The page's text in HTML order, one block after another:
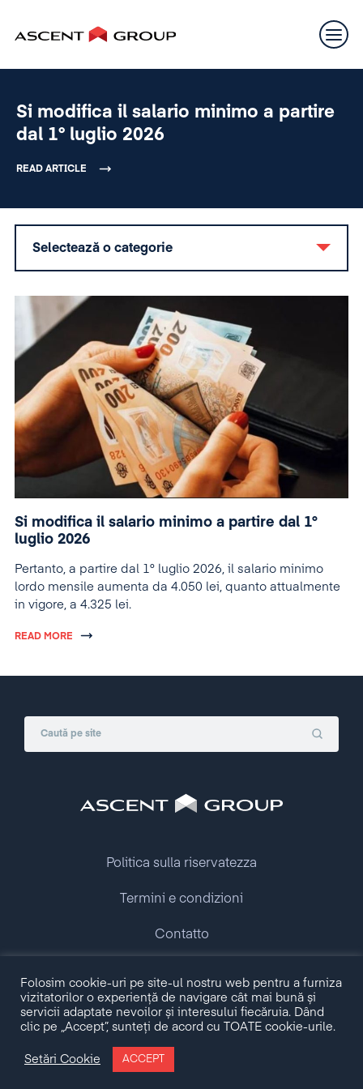
Si modifica il salario minimo a partire
dal 1° luglio 2026
READ ARTICLE
Selectează o categorie
Si modifica il salario minimo a partire dal 1°
luglio 2026
Pertanto, a partire dal 1° luglio 2026, il salario minimo
lordo mensile aumenta da 4.050 lei, quanto attualmente
in vigore, a 4.325 lei.
READ MORE
Copyright © 2009 - 2026 Ascent Group.
All rights reserved.
Politica sulla riservatezza
Termini e condizioni
Contatto
Folosim cookie-uri pe site-ul nostru web pentru a furniza
vizitatorilor o experiență de navigare cât mai bună și
servicii adaptate nevoilor și interesului fiecăruia. Dând
clic pe „Accept”, sunteți de acord cu TOATE cookie-urile.
Setări Cookie ACCEPT